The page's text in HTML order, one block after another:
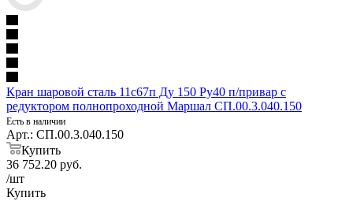
Кран шаровой сталь 11с67п Ду 150 Ру40 п/привар с
редуктором полнопроходной Маршал СП.00.3.040.150
Есть в наличии
Арт.: СП.00.3.040.150
Купить
36 752.20 руб.
/шт
Купить